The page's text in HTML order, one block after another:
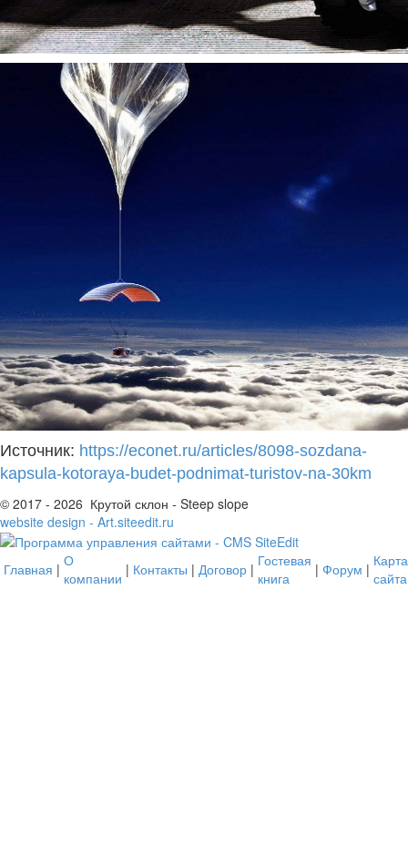
Источник: https://econet.ru/articles/8098-sozdana-
kapsula-kotoraya-budet-podnimat-turistov-na-30km
© 2017 - 2026 Крутой склон - Steep slope
website design - Art.siteedit.ru
Главная | О
компании | Контакты | Договор | Гостевая
книга
| Форум | Карта
сайта